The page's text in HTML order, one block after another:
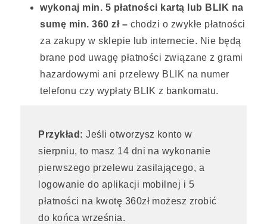
wykonaj min. 5 płatności kartą lub BLIK na
sumę min. 360 zł – chodzi o zwykłe płatności
za zakupy w sklepie lub internecie. Nie będą
brane pod uwagę płatności związane z grami
hazardowymi ani przelewy BLIK na numer
telefonu czy wypłaty BLIK z bankomatu.
Przykład:Jeśli otworzysz konto w
sierpniu, to masz 14 dni na wykonanie
pierwszego przelewu zasilającego, a
logowanie do aplikacji mobilnej i 5
płatności na kwotę 360zł możesz zrobić
do końca września.